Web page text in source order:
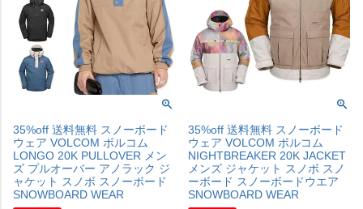
35%off 送料無料 スノーボード
ウェア VOLCOM ボルコム
LONGO 20K PULLOVER メン
ズ プルオーバー アノラック ジ
ャケット スノボ スノーボード
SNOWBOARD WEAR
35%off 送料無料 スノーボード
ウェア VOLCOM ボルコム
NIGHTBREAKER 20K JACKET
メンズ ジャケット スノボ スノ
ーボード スノーボードウエア
SNOWBOARD WEAR